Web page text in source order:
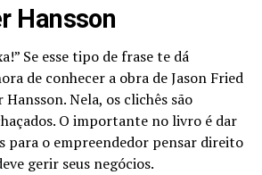
Hansson
Se esse tipo de frase te dá
de conhecer a obra de Jason Fried
Hansson. Nela, os clichês são
O importante no livro é dar
para o empreendedor pensar direito
gerir seus negócios.